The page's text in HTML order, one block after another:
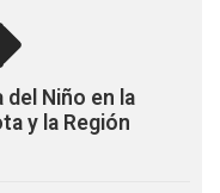
del Niño en la
y la Región